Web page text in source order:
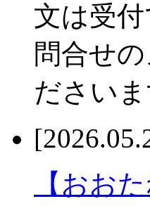
文は受
問合せ
ださい
【おお